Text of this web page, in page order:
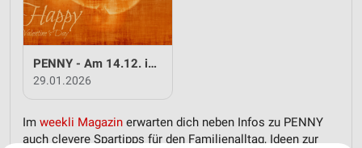
PENNY - Am 14.12. ist Valentinstag
29.01.2026
Im weekli Magazin erwarten dich neben Infos zu PENNY
auch clevere Spartipps für den Familienalltag, Ideen zur